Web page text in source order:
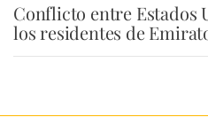
Conflicto entre Estados
los residentes de